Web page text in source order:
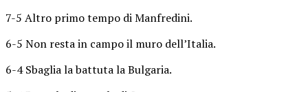
7-5 Altro primo tempo di Manfredini.
6-5 Non resta in campo il muro dell’Italia.
6-4 Sbaglia la battuta la Bulgaria.